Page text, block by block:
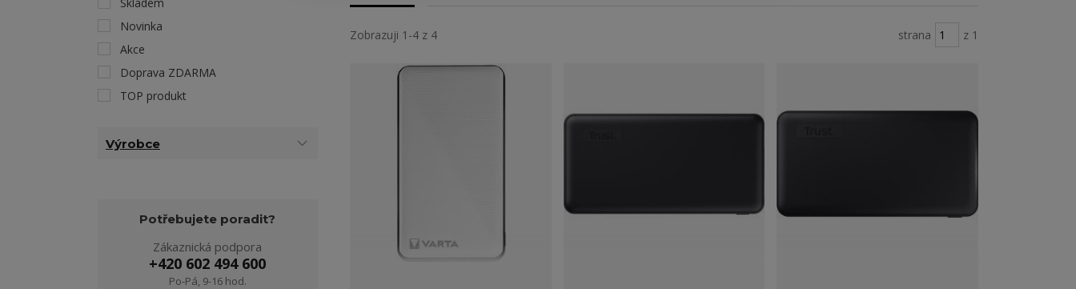
Zobrazuji 1-4 z 4 strana z 1
Novinka
Akce
Doprava ZDARMA
TOP produkt
Výrobce
Potřebujete poradit?
Zákaznická podpora
+420 602 494 600
Po-Pá, 9-16 hod.